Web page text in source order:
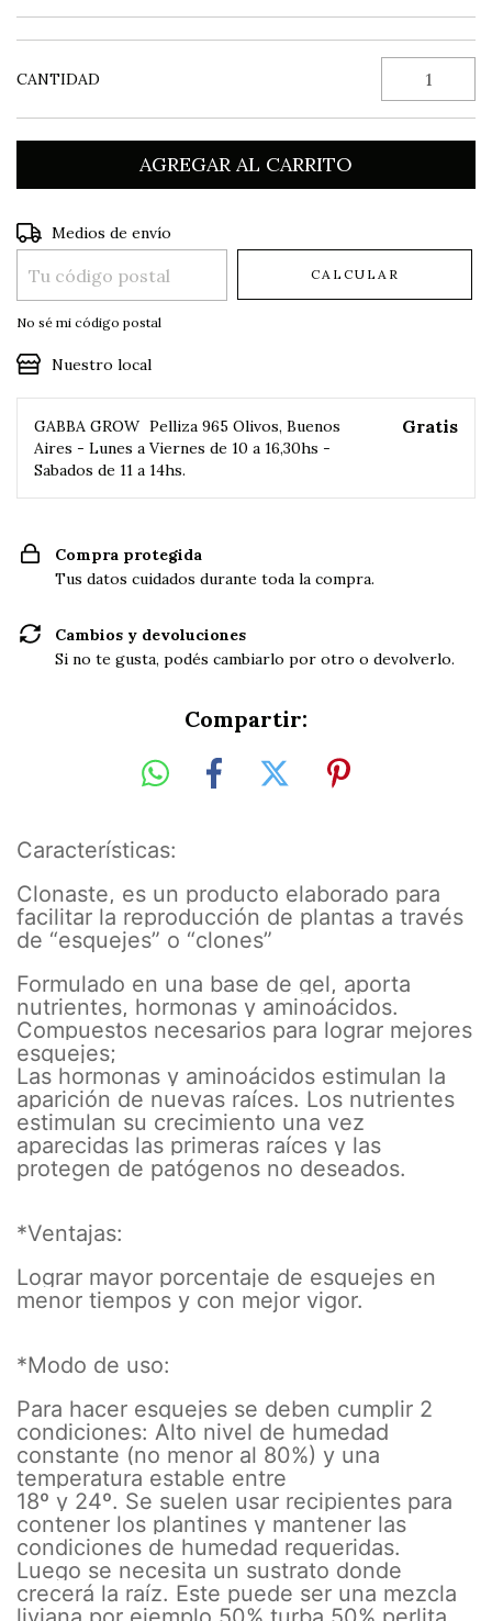
CANTIDAD
Entregas para el CP:
Medios de envío
CALCULAR
No sé mi código postal
Nuestro local
GABBA GROW Pelliza 965 Olivos, Buenos
Aires - Lunes a Viernes de 10 a 16,30hs -
Sabados de 11 a 14hs.
Gratis
Compra protegida
Tus datos cuidados durante toda la compra.
Cambios y devoluciones
Si no te gusta, podés cambiarlo por otro o devolverlo.
Compartir:
Características:
Clonaste, es un producto elaborado para
facilitar la reproducción de plantas a través
de “esquejes” o “clones”
Formulado en una base de gel, aporta
nutrientes, hormonas y aminoácidos.
Compuestos necesarios para lograr mejores
esquejes;
Las hormonas y aminoácidos estimulan la
aparición de nuevas raíces. Los nutrientes
estimulan su crecimiento una vez
aparecidas las primeras raíces y las
protegen de patógenos no deseados.
*Ventajas:
Lograr mayor porcentaje de esquejes en
menor tiempos y con mejor vigor.
*Modo de uso:
Para hacer esquejes se deben cumplir 2
condiciones: Alto nivel de humedad
constante (no menor al 80%) y una
temperatura estable entre
18º y 24º. Se suelen usar recipientes para
contener los plantines y mantener las
condiciones de humedad requeridas.
Luego se necesita un sustrato donde
crecerá la raíz. Este puede ser una mezcla